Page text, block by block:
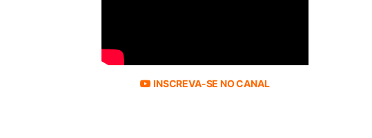
INSCREVA-SE NO CANAL